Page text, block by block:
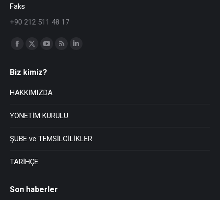
Faks
+90 212 511 48 17
Find us on:
Biz kimiz?
HAKKIMIZDA
YÖNETİM KURULU
ŞUBE ve TEMSİLCİLİKLER
TARİHÇE
Son haberler